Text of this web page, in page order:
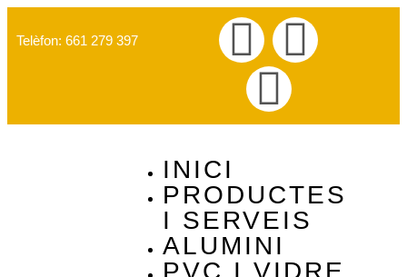
Telèfon: 661 279 397
INICI
PRODUCTES
I SERVEIS
ALUMINI
PVC I VIDRE